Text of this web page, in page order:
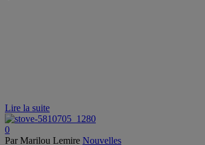
Lire la suite
0
Par Marilou Lemire Nouvelles